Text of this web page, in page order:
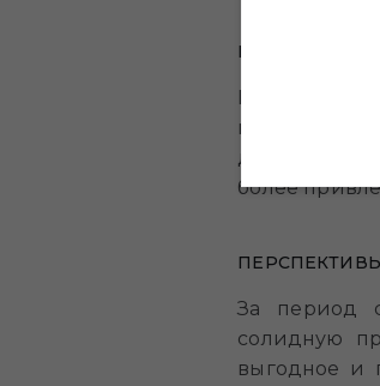
планировка,
должен быть
более
За период
солидную
выгодное и